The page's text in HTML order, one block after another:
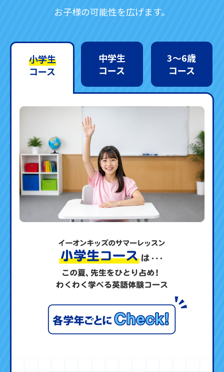
お子様の可能性を広げます。
小学生
コース
中学生
コース
3〜6歳
コース